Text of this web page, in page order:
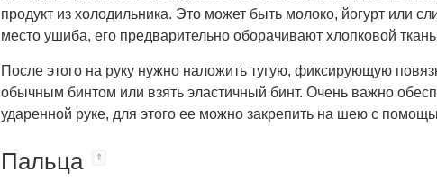
продукт из холодильника. Это может быть молоко, йогурт или
место ушиба, его предварительно оборачивают хлопковой
После этого на руку нужно наложить тугую, фиксирующую
обычным бинтом или взять эластичный бинт. Очень важно
ударенной руке, для этого ее можно закрепить на шею с
Пальца